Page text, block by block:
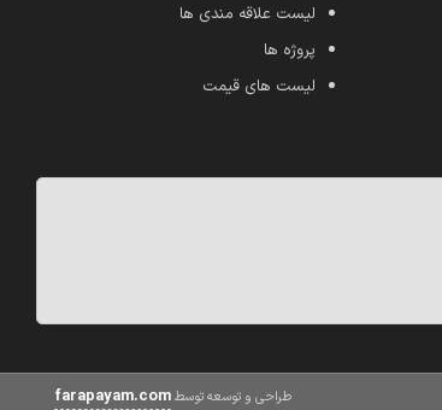
لیست علاقه مندی ها
پروژه ها
لیست های قیمت
طراحی و توسعه توسطfarapayam.com